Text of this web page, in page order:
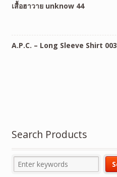
เสื้อฮาวาย unknow 44
A.P.C. – Long Sleeve Shirt 003
Search Products